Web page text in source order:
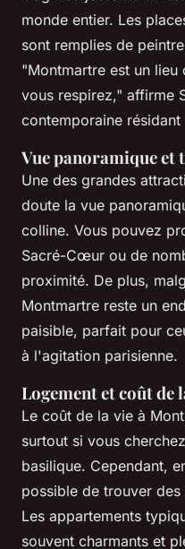
monde entier. Les
sont remplies de
"Montmartre est un
vous respirez," affirme
contemporaine
Vue panoramique
Une des grandes
doute la vue
colline. Vous pouvez
Sacré-Cœur ou de
proximité. De plus,
Montmartre reste un
paisible, parfait pour
à l'agitation parisienne.
Logement et coût de
Le coût de la vie à
surtout si vous
basilique. Cependant,
possible de trouver
Les appartements
souvent charmants et